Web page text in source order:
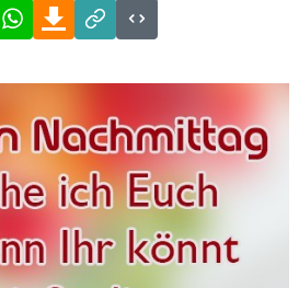
FacebookWhatsAppDownload
Link
Code